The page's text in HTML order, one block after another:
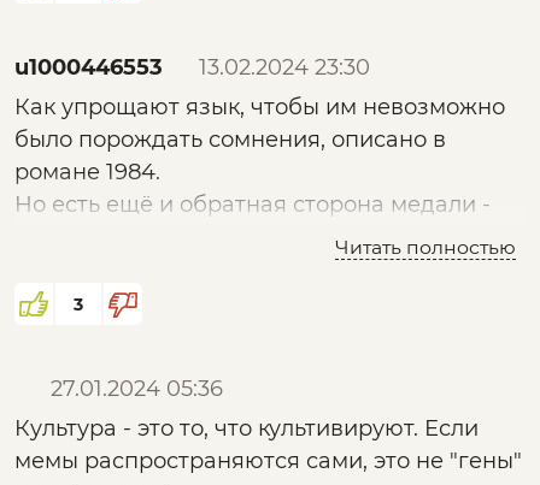
репрессий.
Это не вирус это неизбежная форма
прогресса.
Хоть человек и биологическая "машина", с
самостоятельно ему не справиться.
u1000446553
13.02.2024 23:30
Как упрощают язык, чтобы им невозможно
было порождать сомнения, описано в
романе 1984.
Но есть ещё и обратная сторона медали -
необходимы профессионально
профессионально выдрессированные)
языка для предопределенного поведения
массы.
Массоны случаем не когорта таких
Читать полностью
3
27.01.2024 05:36
Культура - это то, что культивируют. Если
мемы распространяются сами, это не "гены"